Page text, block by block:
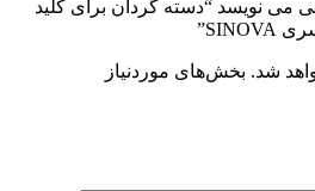
می نویسد “دسته گردان برای کلید
شد. بخش‌های موردنیاز